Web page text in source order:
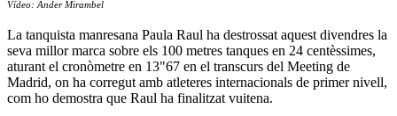
Vídeo: Ánder Mirambel
La tanquista manresana Paula Raul ha destrossat aquest divendres la
seva millor marca sobre els 100 metres tanques en 24 centèssimes,
aturant el cronòmetre en 13"67 en el transcurs del Meeting de
Madrid, on ha corregut amb atleteres internacionals de primer nivell,
com ho demostra que Raul ha finalitzat vuitena.